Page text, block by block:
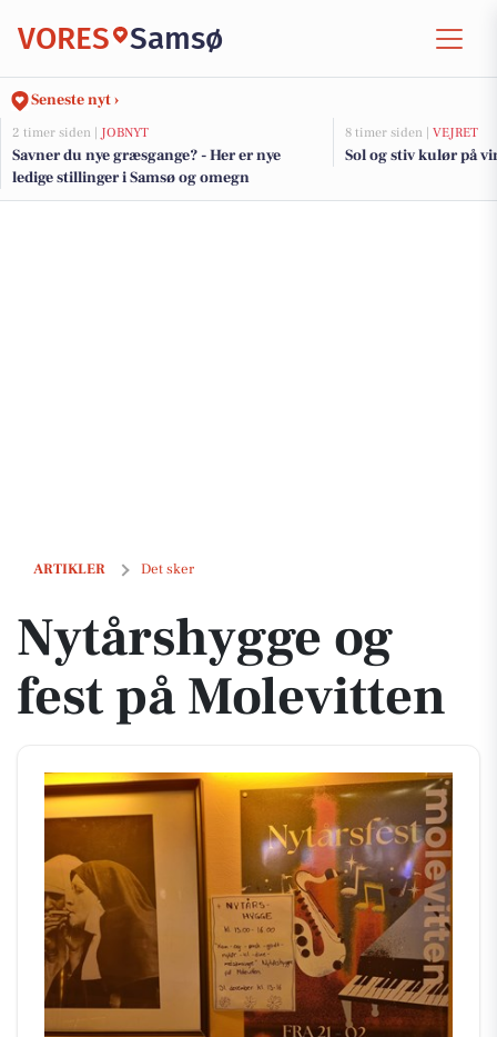
VORES Samsø
Seneste nyt ›
2 timer siden | JOBNYT
Savner du nye græsgange? - Her er nye
ledige stillinger i Samsø og omegn
8 timer siden | VEJRET
Sol og stiv kulør på
ARTIKLER Det sker
Nytårshygge og fest på Molevitten
Nytårshygge og
fest på Molevitten